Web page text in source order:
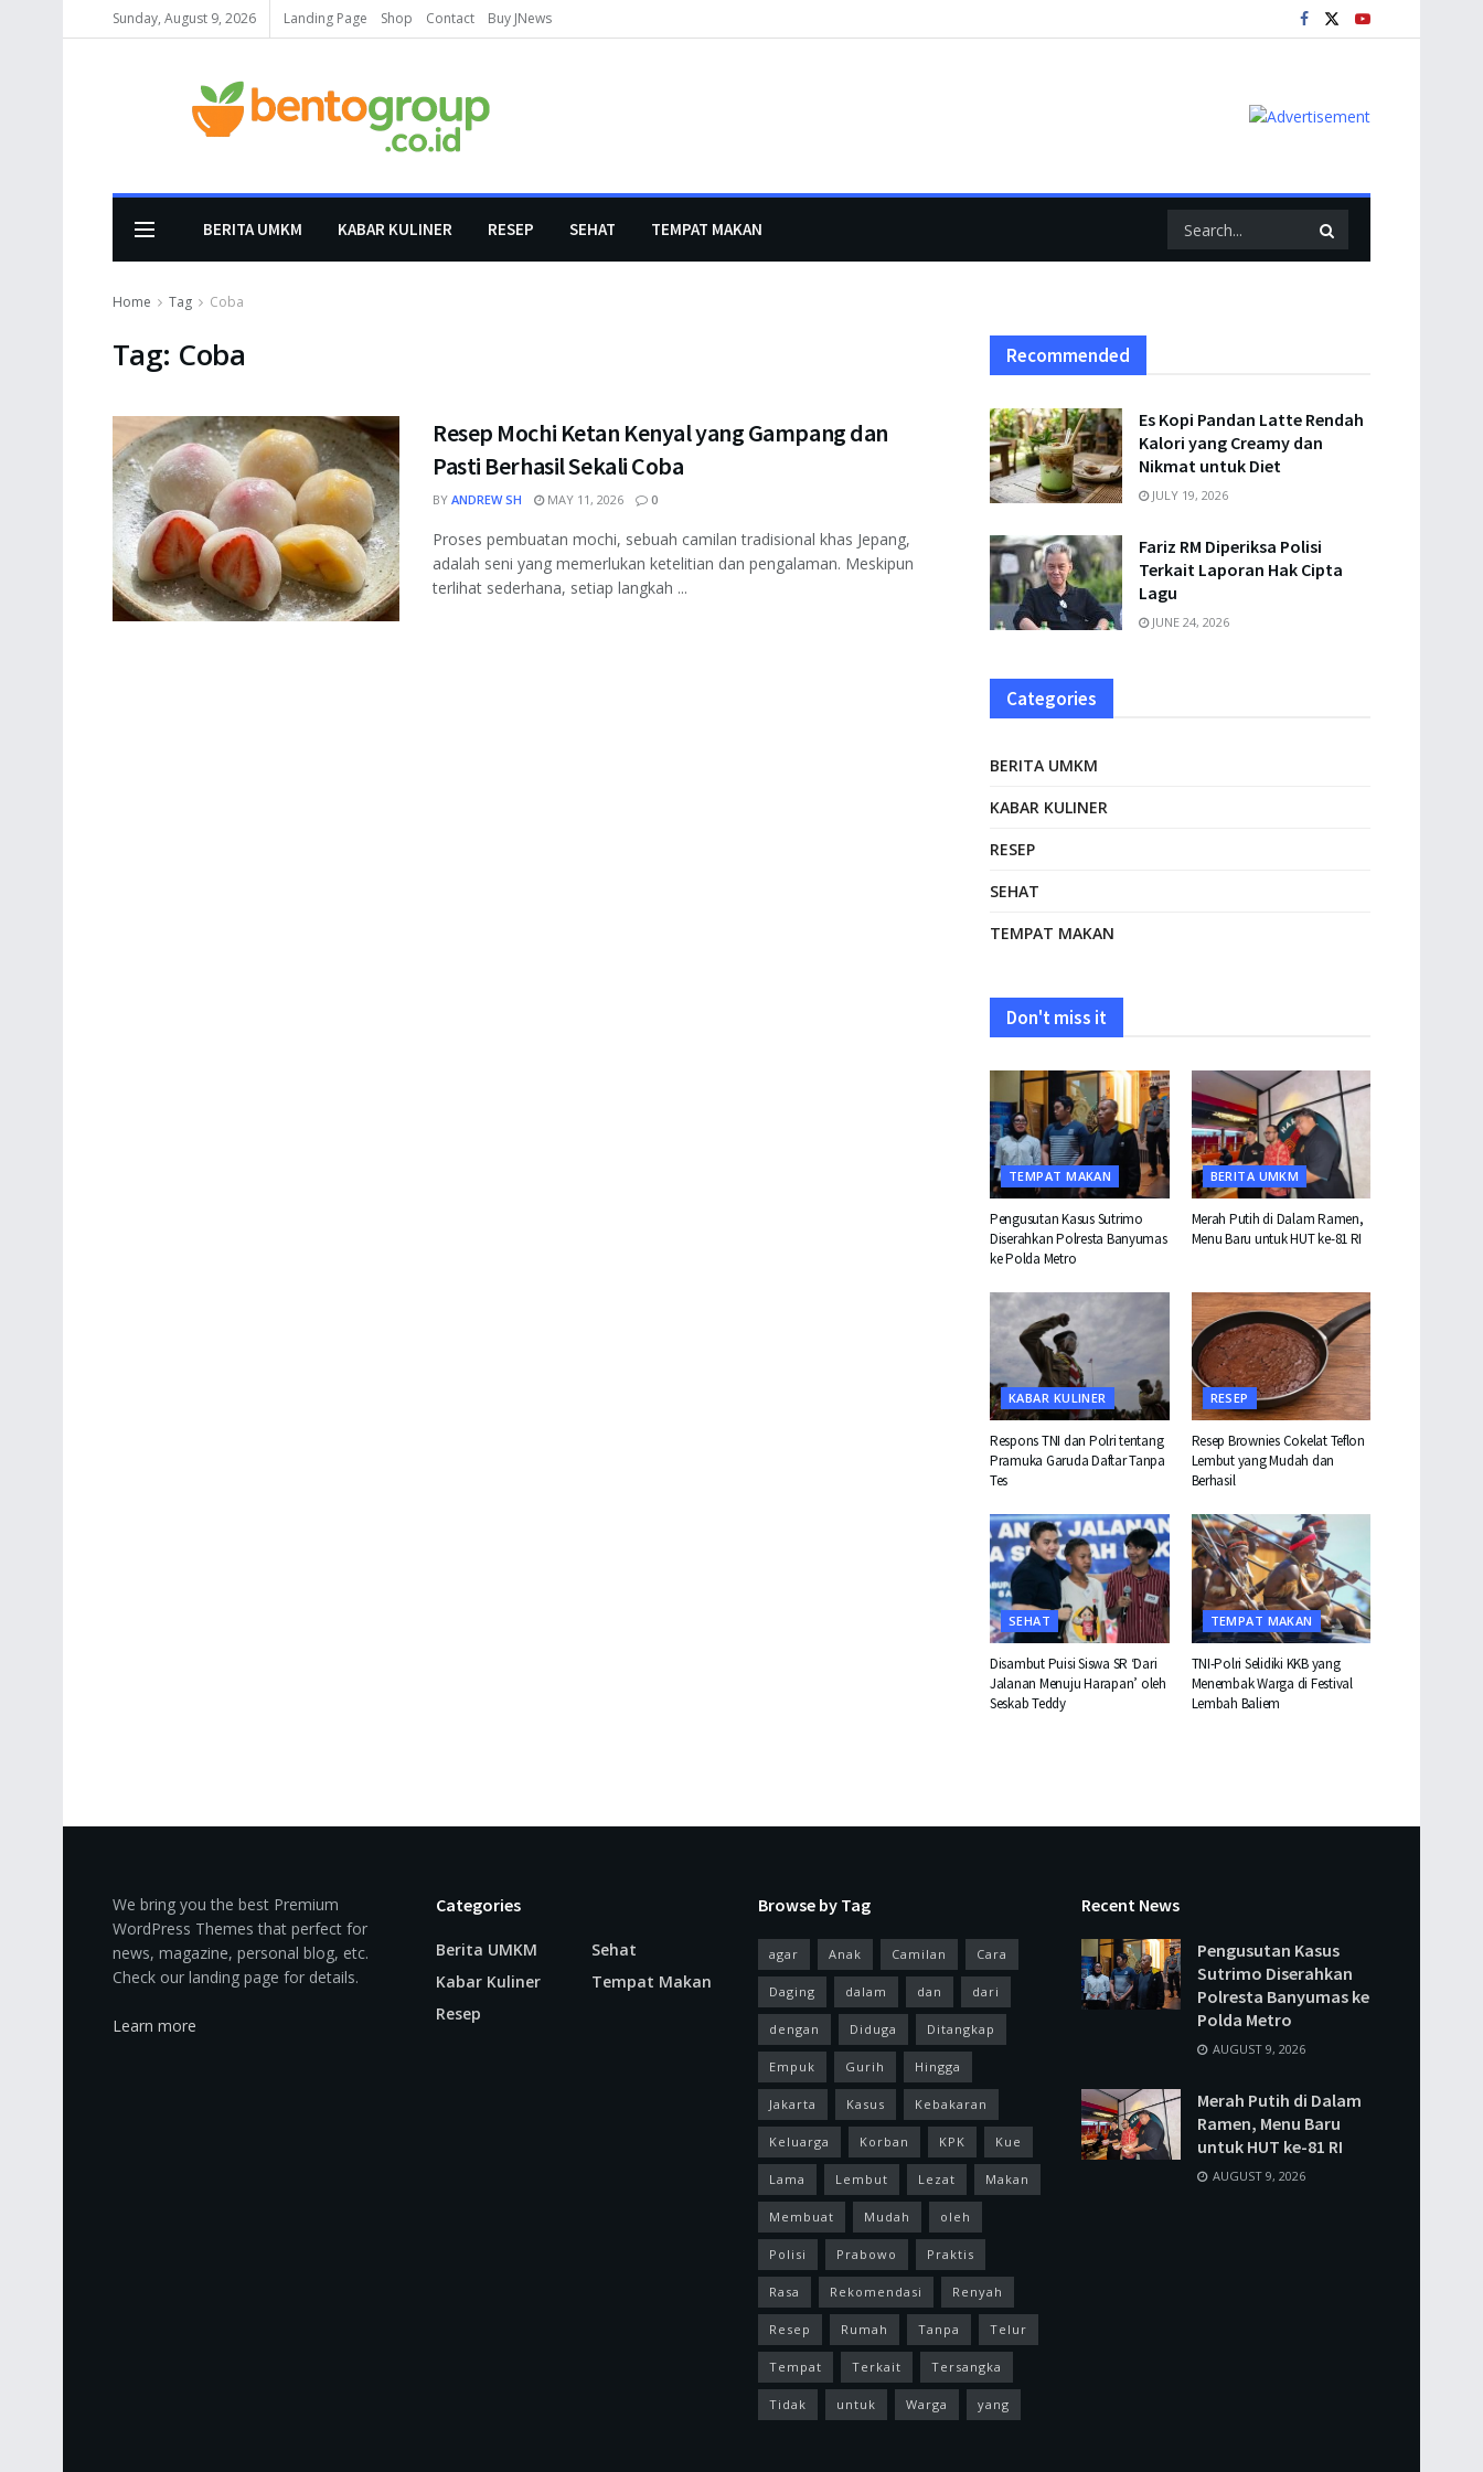
Sunday, August 9, 2026 Landing Page Shop Contact Buy JNews
BERITA UMKM KABAR KULINER RESEP SEHAT TEMPAT MAKAN
Home Tag Coba
Tag: Coba
Resep Mochi Ketan Kenyal yang Gampang dan
Pasti Berhasil Sekali Coba
BY ANDREW SH MAY 11, 2026 0
Proses pembuatan mochi, sebuah camilan tradisional khas Jepang,
adalah seni yang memerlukan ketelitian dan pengalaman. Meskipun
terlihat sederhana, setiap langkah ...
Recommended
Es Kopi Pandan Latte Rendah
Kalori yang Creamy dan
Nikmat untuk Diet
JULY 19, 2026
Fariz RM Diperiksa Polisi
Terkait Laporan Hak Cipta
Lagu
JUNE 24, 2026
Categories
BERITA UMKM
KABAR KULINER
RESEP
SEHAT
TEMPAT MAKAN
Don't miss it
TEMPAT MAKAN
Pengusutan Kasus Sutrimo
Diserahkan Polresta Banyumas
ke Polda Metro
BERITA UMKM
Merah Putih di Dalam Ramen,
Menu Baru untuk HUT ke-81 RI
KABAR KULINER
Respons TNI dan Polri tentang
Pramuka Garuda Daftar Tanpa
Tes
RESEP
Resep Brownies Cokelat Teflon
Lembut yang Mudah dan
Berhasil
SEHAT
Disambut Puisi Siswa SR ‘Dari
Jalanan Menuju Harapan’ oleh
Seskab Teddy
TEMPAT MAKAN
TNI-Polri Selidiki KKB yang
Menembak Warga di Festival
Lembah Baliem
We bring you the best Premium
WordPress Themes that perfect for
news, magazine, personal blog, etc.
Check our landing page for details.
Learn more
Categories
Berita UMKM
Kabar Kuliner
Resep
Sehat
Tempat Makan
Browse by Tag
agar Anak Camilan Cara
Daging dalam dan dari
dengan Diduga Ditangkap
Empuk Gurih Hingga
Jakarta Kasus Kebakaran
Keluarga Korban KPK Kue
Lama Lembut Lezat Makan
Membuat Mudah oleh
Polisi Prabowo Praktis
Rasa Rekomendasi Renyah
Resep Rumah Tanpa Telur
Tempat Terkait Tersangka
Tidak untuk Warga yang
Recent News
Pengusutan Kasus
Sutrimo Diserahkan
Polresta Banyumas ke
Polda Metro
AUGUST 9, 2026
Merah Putih di Dalam
Ramen, Menu Baru
untuk HUT ke-81 RI
AUGUST 9, 2026